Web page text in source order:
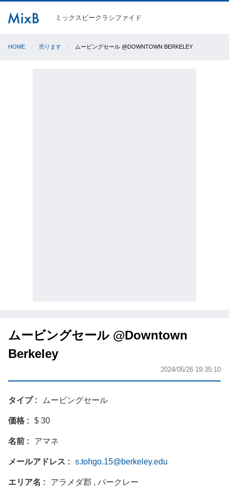
ミックスビークラシファイド
HOME 売ります ムービングセール @DOWNTOWN BERKELEY
ムービングセール @Downtown
Berkeley
2024/05/26 19:35:10
タイプ ムービングセール
価格 $ 30
名前 アマネ
メールアドレス s.tohgo.15@berkeley.edu
エリア名 アラメダ郡 , バークレー